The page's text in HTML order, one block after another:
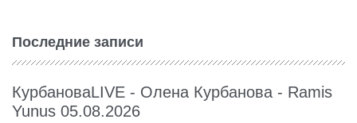
Последние записи
КурбановаLIVE - Олена Курбанова - Ramis
Yunus 05.08.2026